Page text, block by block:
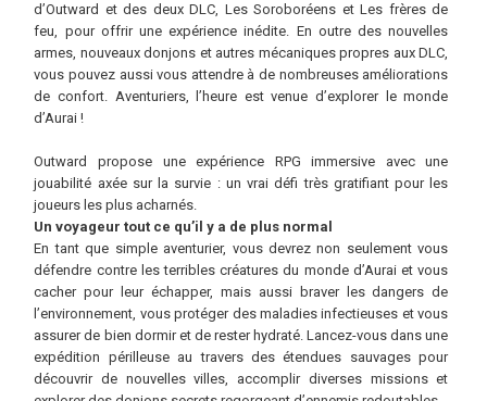
d’Outward et des deux DLC, Les Soroboréens et Les frères de
feu, pour offrir une expérience inédite. En outre des nouvelles
armes, nouveaux donjons et autres mécaniques propres aux DLC,
vous pouvez aussi vous attendre à de nombreuses améliorations
de confort. Aventuriers, l’heure est venue d’explorer le monde
d’Aurai !
Outward propose une expérience RPG immersive avec une
jouabilité axée sur la survie : un vrai défi très gratifiant pour les
joueurs les plus acharnés.
Un voyageur tout ce qu’il y a de plus normal
En tant que simple aventurier, vous devrez non seulement vous
défendre contre les terribles créatures du monde d’Aurai et vous
cacher pour leur échapper, mais aussi braver les dangers de
l’environnement, vous protéger des maladies infectieuses et vous
assurer de bien dormir et de rester hydraté. Lancez-vous dans une
expédition périlleuse au travers des étendues sauvages pour
découvrir de nouvelles villes, accomplir diverses missions et